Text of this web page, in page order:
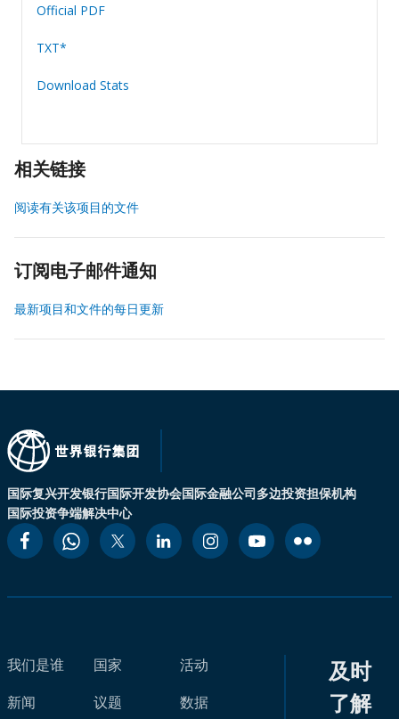
Official PDF
TXT*
Download Stats
相关链接
阅读有关该项目的文件
订阅电子邮件通知
最新项目和文件的每日更新
国际复兴开发银行国际开发协会国际金融公司多边投资担保机构
国际投资争端解决中心
我们是谁
新闻
国家
议题
活动
数据
及时
了解